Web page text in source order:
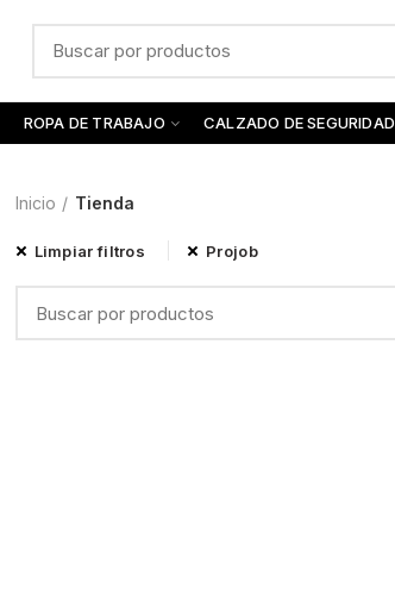
ROPA DE TRABAJO CALZADO DE SEGURIDAD
Inicio Tienda
Limpiar filtros Projob